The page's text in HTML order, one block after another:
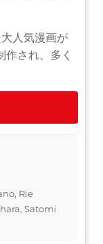
人気漫画が
され、多く
Rie
Satomi